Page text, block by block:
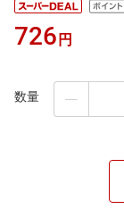
726 円
数量